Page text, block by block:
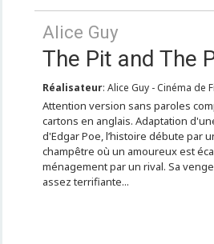
Alice Guy
The Pit and The
Réalisateur: Alice Guy - Cinéma de
Attention version sans paroles
cartons en anglais. Adaptation
d'Edgar Poe, l’histoire débute par
champêtre où un amoureux est
ménagement par un rival. Sa
assez terrifiante...